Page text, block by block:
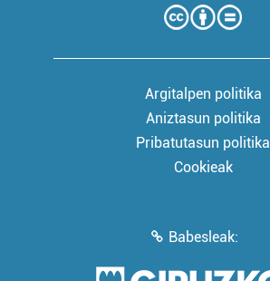
Argitalpen politika
Aniztasun politika
Pribatutasun politika
Cookieak
Babesleak: